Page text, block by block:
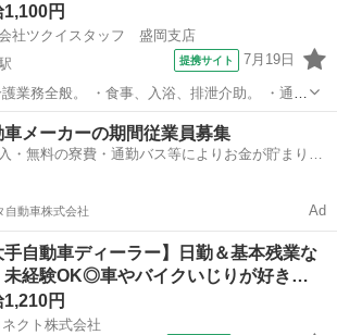
録...
1,100円
社ツクイスタッフ 盛岡支店
提携サイト 7月19日
業務全般。 ・食事、入浴、排泄介助。 ・通院
業務 &quot;無資格・未経験の方
板柳駅 その他
車メーカーの期間従業員募集
・無料の寮費・通勤バス等によりお金が貯まりや
自動車株式会社 Ad
手自動車ディーラー】日勤＆基本残業な
未経験OK◎車やバイクいじりが好き…
1,210円
ネクト株式会社